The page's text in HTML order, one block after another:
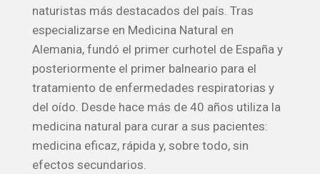
naturistas más destacados del país. Tras
especializarse en Medicina Natural en
Alemania, fundó el primer curhotel de España y
posteriormente el primer balneario para el
tratamiento de enfermedades respiratorias y
del oído. Desde hace más de 40 años utiliza la
medicina natural para curar a sus pacientes:
medicina eficaz, rápida y, sobre todo, sin
efectos secundarios.